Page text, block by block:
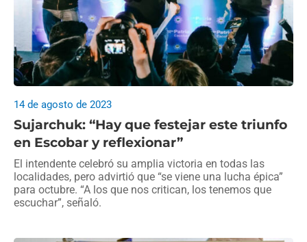
Sujarchuk: “Hay que festejar este triunfo
en Escobar y reflexionar”
14 de agosto de 2023
El intendente celebró su amplia victoria en todas las
localidades, pero advirtió que “se viene una lucha épica”
para octubre. “A los que nos critican, los tenemos que
escuchar”, señaló.